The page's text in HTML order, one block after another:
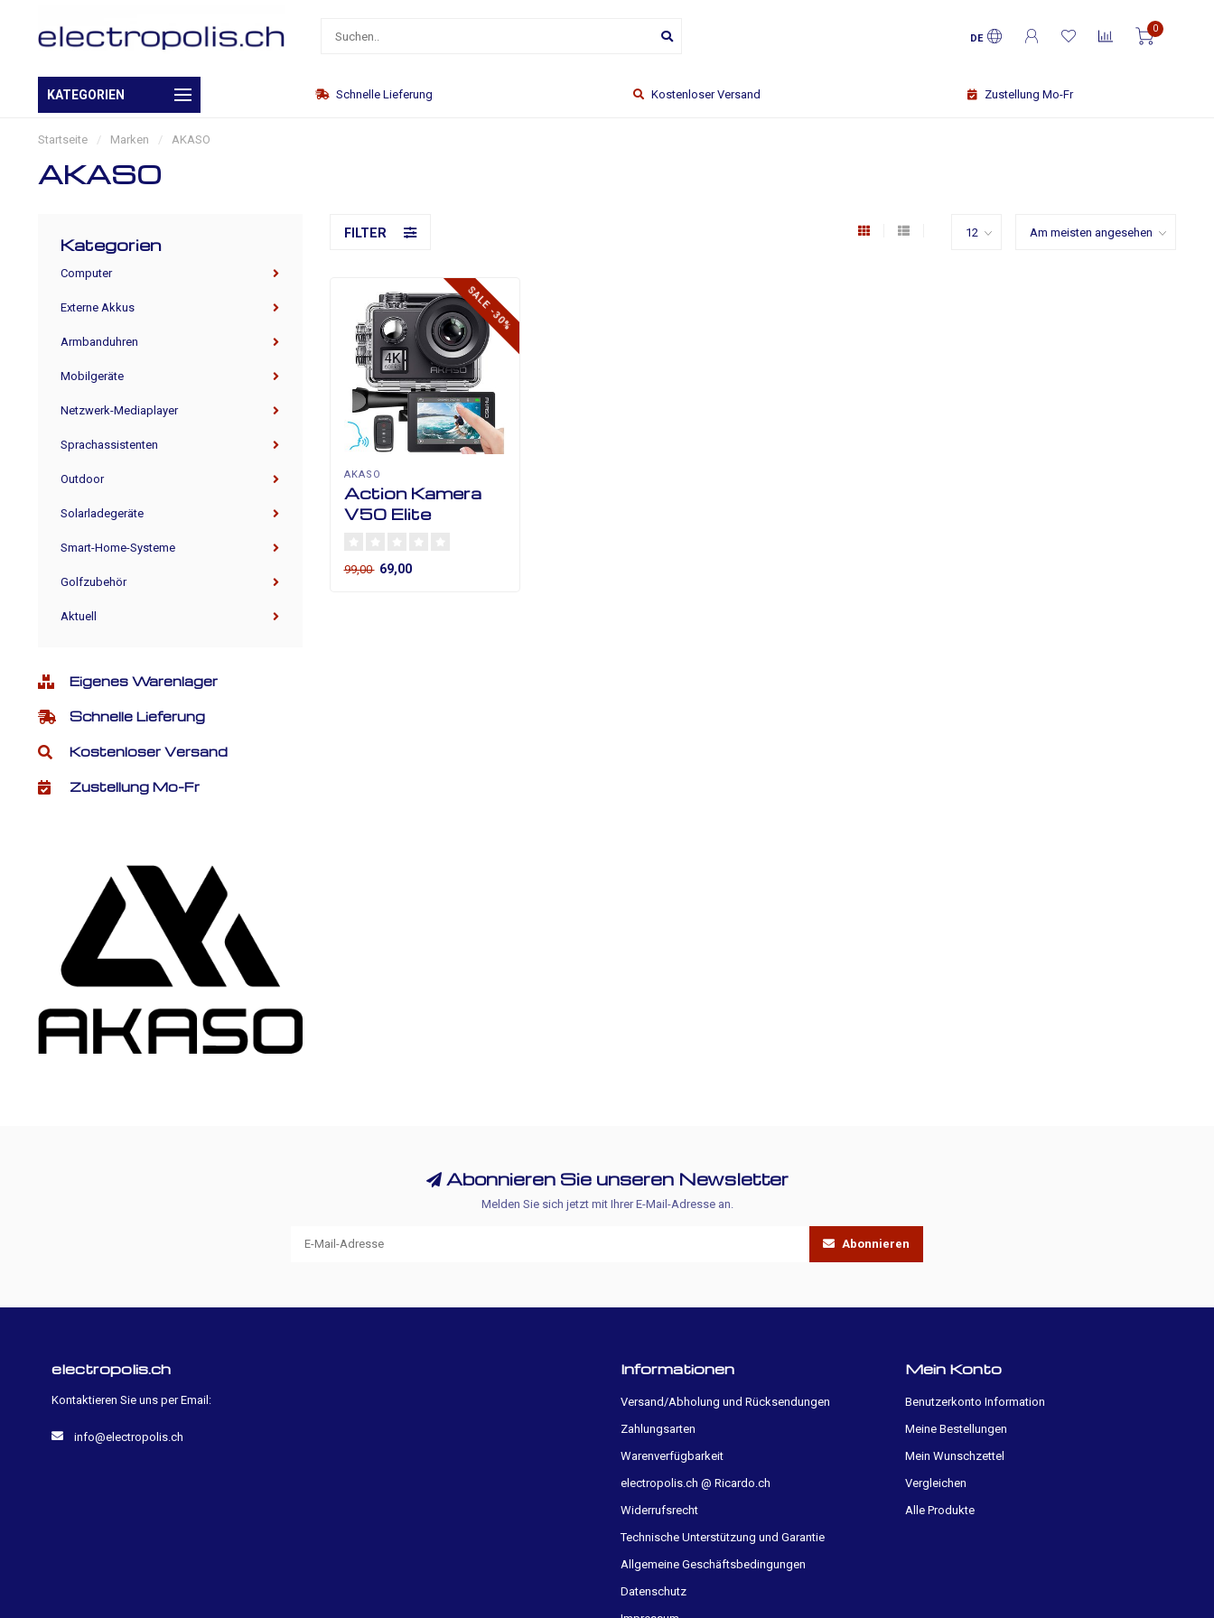
DE
0
KATEGORIEN
Eigenes Warenlager Schnelle Lieferung Kostenloser Versand Zustellung Mo-Fr
Startseite / Marken / AKASO
AKASO
Kategorien
Computer
Externe Akkus
Armbanduhren
Mobilgeräte
Netzwerk-Mediaplayer
Sprachassistenten
Outdoor
Solarladegeräte
Smart-Home-Systeme
Golfzubehör
Aktuell
Eigenes Warenlager
Schnelle Lieferung
Kostenloser Versand
Zustellung Mo-Fr
FILTER
SALE -30%
AKASO
Action Kamera
V50 Elite
99,00 69,00
Abonnieren Sie unseren Newsletter
Melden Sie sich jetzt mit Ihrer E-Mail-Adresse an.
Abonnieren
electropolis.ch
Kontaktieren Sie uns per Email:
info@electropolis.ch
Informationen
Versand/Abholung und Rücksendungen
Zahlungsarten
Warenverfügbarkeit
electropolis.ch @ Ricardo.ch
Widerrufsrecht
Technische Unterstützung und Garantie
Allgemeine Geschäftsbedingungen
Datenschutz
Mein Konto
Benutzerkonto Information
Meine Bestellungen
Mein Wunschzettel
Vergleichen
Alle Produkte